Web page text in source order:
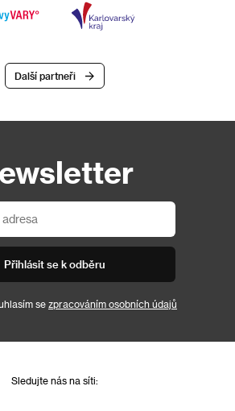
Další partneři
Přihlásit se k odběru
se zpracováním osobních údajů
Sledujte nás na síti: